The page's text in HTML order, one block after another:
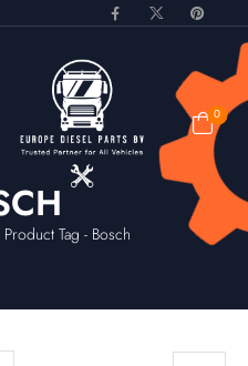
0
Product Tag - Bosch